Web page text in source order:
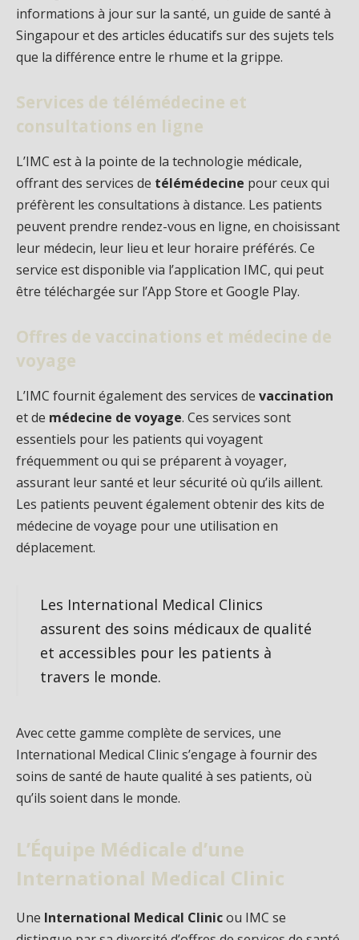
informations à jour sur la santé, un guide de santé à
Singapour et des articles éducatifs sur des sujets tels
que la différence entre le rhume et la grippe.
Services de télémédecine et
consultations en ligne
L’IMC est à la pointe de la technologie médicale,
offrant des services de télémédecine pour ceux qui
préfèrent les consultations à distance. Les patients
peuvent prendre rendez-vous en ligne, en choisissant
leur médecin, leur lieu et leur horaire préférés. Ce
service est disponible via l’application IMC, qui peut
être téléchargée sur l’App Store et Google Play.
Offres de vaccinations et médecine de
voyage
L’IMC fournit également des services de vaccination
et de médecine de voyage. Ces services sont
essentiels pour les patients qui voyagent
fréquemment ou qui se préparent à voyager,
assurant leur santé et leur sécurité où qu’ils aillent.
Les patients peuvent également obtenir des kits de
médecine de voyage pour une utilisation en
déplacement.
Les International Medical Clinics
assurent des soins médicaux de qualité
et accessibles pour les patients à
travers le monde.
Avec cette gamme complète de services, une
International Medical Clinic s’engage à fournir des
soins de santé de haute qualité à ses patients, où
qu’ils soient dans le monde.
L’Équipe Médicale d’une
International Medical Clinic
Une International Medical Clinicou IMC se